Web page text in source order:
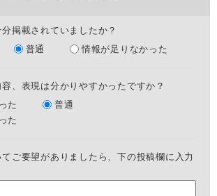
掲載されていましたか？
普通 情報が足りなかった
、表現は分かりやすかったですか？
た
普通
た
ご要望がありましたら、下の投稿欄に入力